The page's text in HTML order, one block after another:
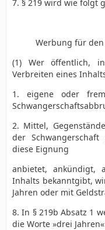
7. § 219 wird wie folgt
Werbung für
(1) Wer öffentlich,
Verbreiten eines
1. eigene oder
2. Mittel,
der
diese Eignung
anbietet, ankündigt,
Inhalts bekanntgibt,
Jahren oder mit
8. In § 219b Absatz 1
die Worte »drei